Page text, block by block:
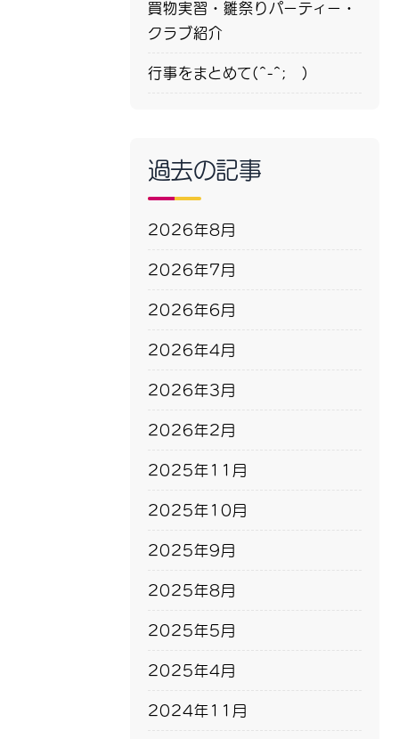
買物実習・雛祭りパーティー・
クラブ紹介
行事をまとめて(^-^; )
過去の記事
2026年8月
2026年7月
2026年6月
2026年4月
2026年3月
2026年2月
2025年11月
2025年10月
2025年9月
2025年8月
2025年5月
2025年4月
2024年11月